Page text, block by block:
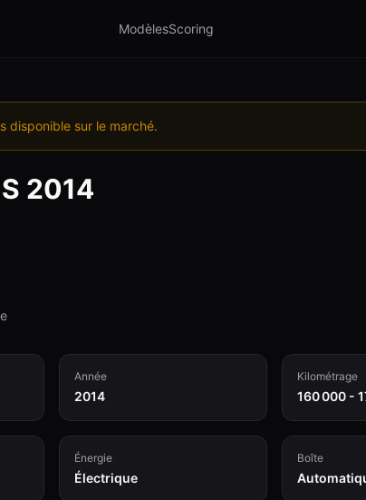
ModèlesScoring
disponible sur le marché.
2014
Année
2014
Kilométrage
160 000 -
Énergie
Électrique
Boîte